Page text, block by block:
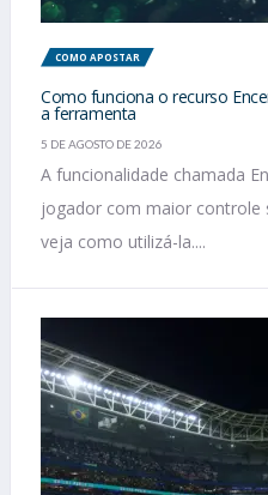
COMO APOSTAR
Como funciona o recurso
a ferramenta
5 DE AGOSTO DE 2026
A funcionalidade chamada
jogador com maior controle
veja como utilizá-la....